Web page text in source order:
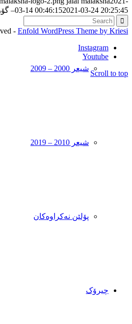
شیعر 2000 – 2009
شیعر 2010 – 2019
پۆلێن نەکراوەکان
چیرۆک
03-14 00:46:152021-03-24 20:25:45
–
- Enfold WordPress Theme by Kriesi
Instagram
Youtube
Scroll to top